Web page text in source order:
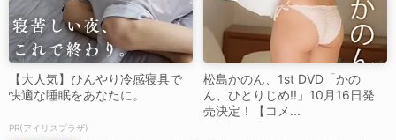
【大人気】ひんやり冷感寝具で
快適な睡眠をあなたに。
PR(アイリスプラザ)
松島かのん、1st DVD「かの
ん、ひとりじめ!!」10月16日発
売決定！【コメ...